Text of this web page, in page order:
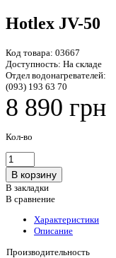
Hotlex JV-50
Код товара: 03667
Доступность: На складе
Отдел водонагревателей:
(093) 193 63 70
8 890 грн
Кол-во
В закладки
В сравнение
Характеристики
Описание
Производительность